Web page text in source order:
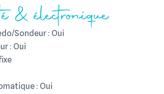
& électronique
Sondeur : Oui
: Oui
: Oui